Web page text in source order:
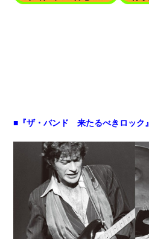
■『ザ・バンド 来たるべきロック